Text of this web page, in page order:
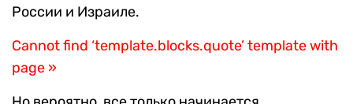
России и Израиле.
Cannot find ‘template.blocks.quote’ template with
page »